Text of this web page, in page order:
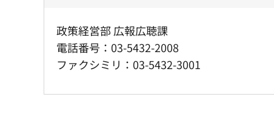
政策経営部 広報広聴課
電話番号：03-5432-2008
ファクシミリ：03-5432-3001